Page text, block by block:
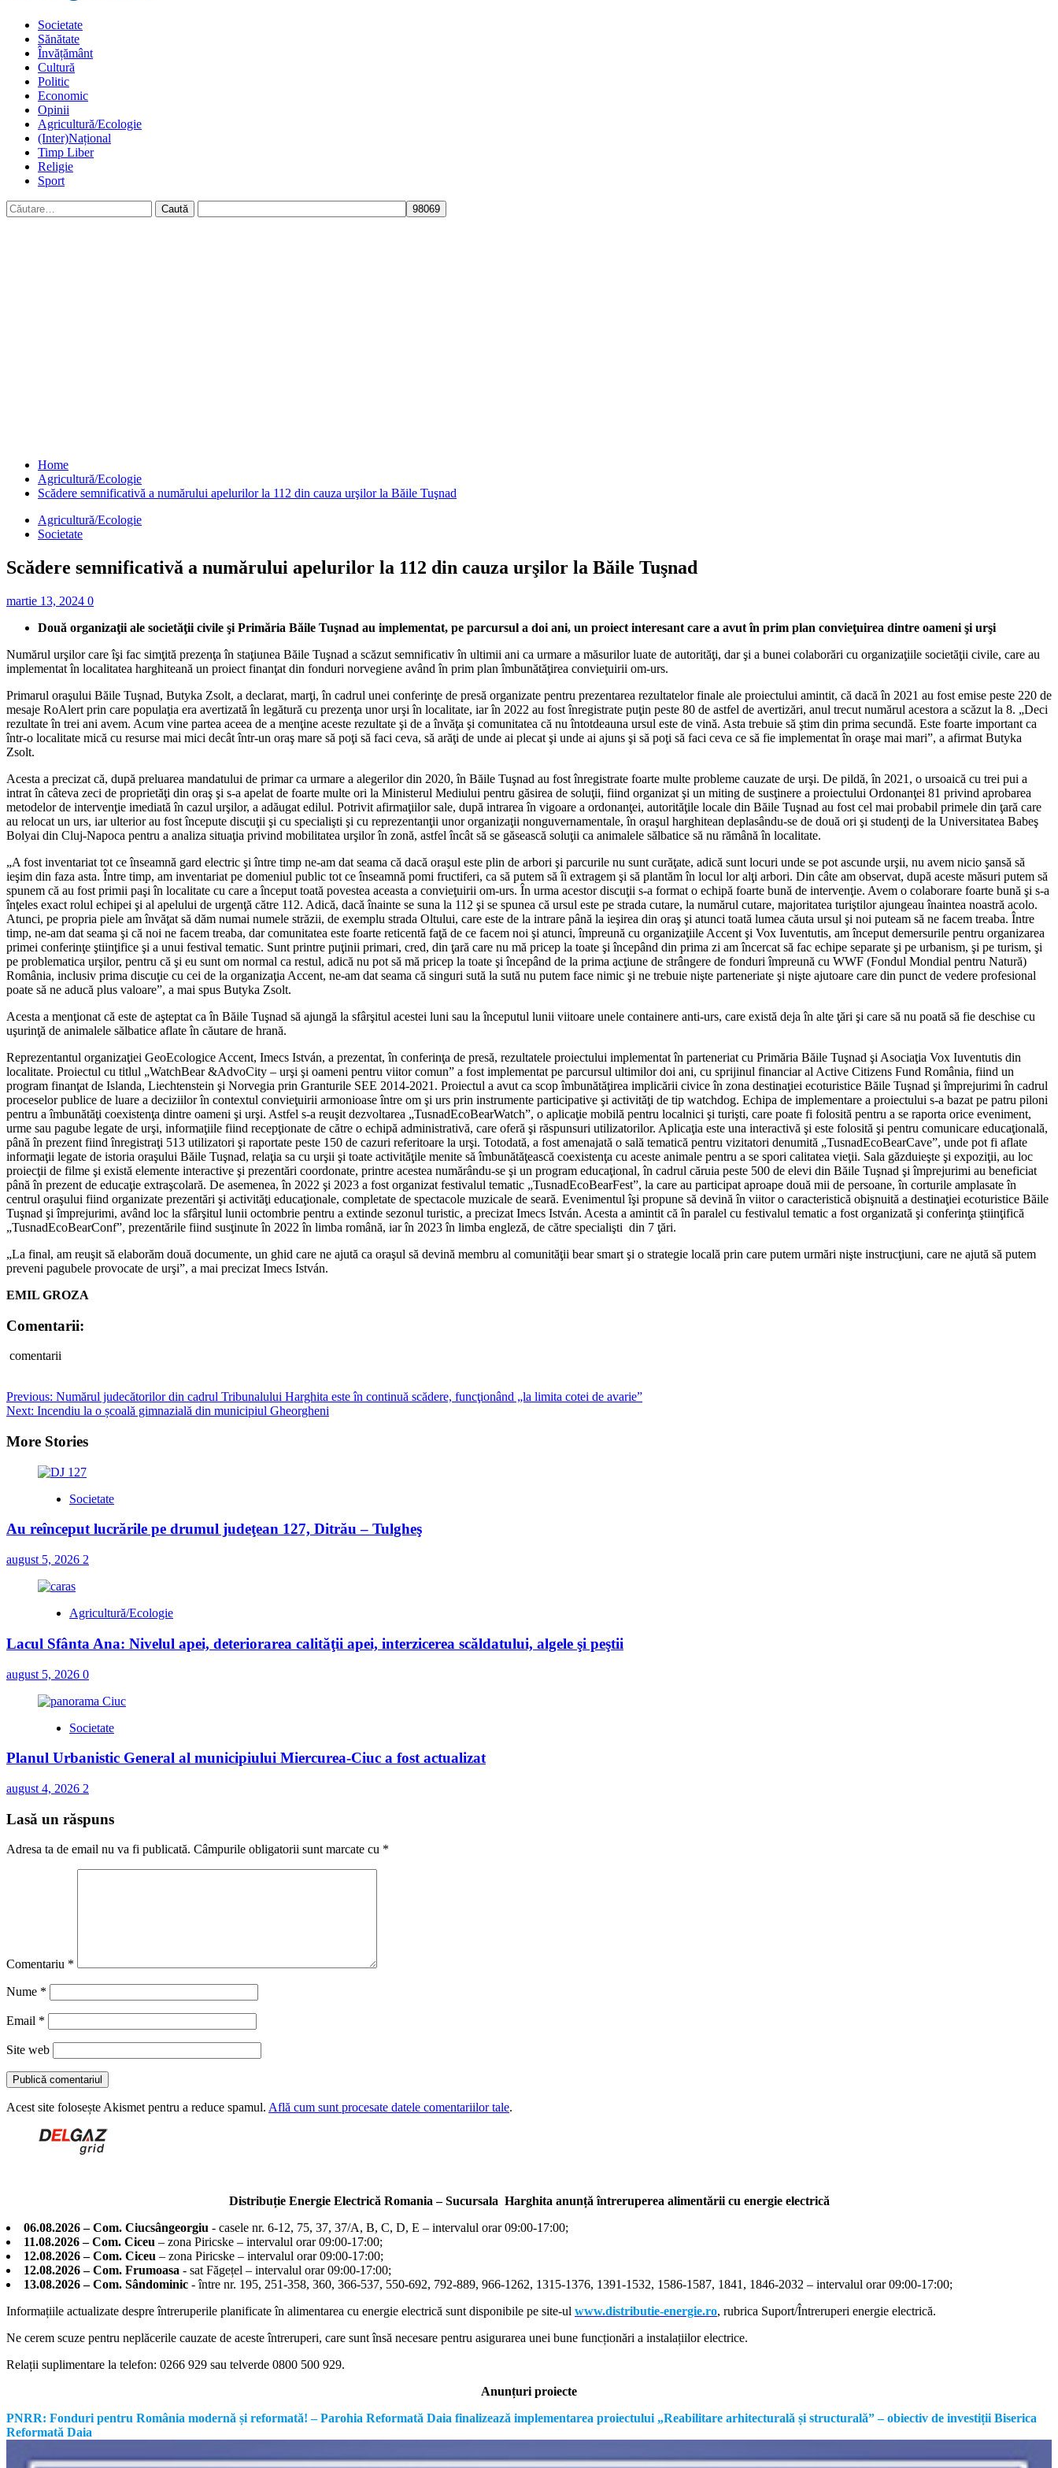
Societate
Sănătate
Învățământ
Cultură
Politic
Economic
Opinii
Agricultură/Ecologie
(Inter)Național
Timp Liber
Religie
Sport
Caută
după:
Home
Agricultură/Ecologie
Scădere semnificativă a numărului apelurilor la 112 din cauza urşilor la Băile Tuşnad
Agricultură/Ecologie
Societate
Scădere semnificativă a numărului apelurilor la 112 din cauza urşilor la Băile Tuşnad
martie 13, 2024 0
Două organizaţii ale societăţii civile şi Primăria Băile Tuşnad au implementat, pe parcursul a doi ani, un proiect interesant care a avut în prim plan convieţuirea dintre oameni şi urşi
Numărul urşilor care îşi fac simţită prezenţa în staţiunea Băile Tuşnad a scăzut semnificativ în ultimii ani ca urmare a măsurilor luate de autorităţi, dar şi a bunei colaborări cu organizaţiile societăţii civile, care au
implementat în localitatea harghiteană un proiect finanţat din fonduri norvegiene având în prim plan îmbunătăţirea convieţuirii om-urs.
Primarul oraşului Băile Tuşnad, Butyka Zsolt, a declarat, marţi, în cadrul unei conferinţe de presă organizate pentru prezentarea rezultatelor finale ale proiectului amintit, că dacă în 2021 au fost emise peste 220 de
mesaje RoAlert prin care populaţia era avertizată în legătură cu prezenţa unor urşi în localitate, iar în 2022 au fost înregistrate puţin peste 80 de astfel de avertizări, anul trecut numărul acestora a scăzut la 8. „Deci
rezultate în trei ani avem. Acum vine partea aceea de a menţine aceste rezultate şi de a învăţa şi comunitatea că nu întotdeauna ursul este de vină. Asta trebuie să ştim din prima secundă. Este foarte important ca
într-o localitate mică cu resurse mai mici decât într-un oraş mare să poţi să faci ceva, să arăţi de unde ai plecat şi unde ai ajuns şi să poţi să faci ceva ce să fie implementat în oraşe mai mari”, a afirmat Butyka
Zsolt.
Acesta a precizat că, după preluarea mandatului de primar ca urmare a alegerilor din 2020, în Băile Tuşnad au fost înregistrate foarte multe probleme cauzate de urşi. De pildă, în 2021, o ursoaică cu trei pui a
intrat în câteva zeci de proprietăţi din oraş şi s-a apelat de foarte multe ori la Ministerul Mediului pentru găsirea de soluţii, fiind organizat şi un miting de susţinere a proiectului Ordonanţei 81 privind aprobarea
metodelor de intervenţie imediată în cazul urşilor, a adăugat edilul. Potrivit afirmaţiilor sale, după intrarea în vigoare a ordonanţei, autorităţile locale din Băile Tuşnad au fost cel mai probabil primele din ţară care
au relocat un urs, iar ulterior au fost începute discuţii şi cu specialişti şi cu reprezentanţii unor organizaţii nonguvernamentale, în oraşul harghitean deplasându-se de două ori şi studenţi de la Universitatea Babeş
Bolyai din Cluj-Napoca pentru a analiza situaţia privind mobilitatea urşilor în zonă, astfel încât să se găsească soluţii ca animalele sălbatice să nu rămână în localitate.
„A fost inventariat tot ce înseamnă gard electric şi între timp ne-am dat seama că dacă oraşul este plin de arbori şi parcurile nu sunt curăţate, adică sunt locuri unde se pot ascunde urşii, nu avem nicio şansă să
ieşim din faza asta. Între timp, am inventariat pe domeniul public tot ce înseamnă pomi fructiferi, ca să putem să îi extragem şi să plantăm în locul lor alţi arbori. Din câte am observat, după aceste măsuri putem să
spunem că au fost primii paşi în localitate cu care a început toată povestea aceasta a convieţuirii om-urs. În urma acestor discuţii s-a format o echipă foarte bună de intervenţie. Avem o colaborare foarte bună şi s-a
înţeles exact rolul echipei şi al apelului de urgenţă către 112. Adică, dacă înainte se suna la 112 şi se spunea că ursul este pe strada cutare, la numărul cutare, majoritatea turiştilor ajungeau înaintea noastră acolo.
Atunci, pe propria piele am învăţat să dăm numai numele străzii, de exemplu strada Oltului, care este de la intrare până la ieşirea din oraş şi atunci toată lumea căuta ursul şi noi puteam să ne facem treaba. Între
timp, ne-am dat seama şi că noi ne facem treaba, dar comunitatea este foarte reticentă faţă de ce facem noi şi atunci, împreună cu organizaţiile Accent şi Vox Iuventutis, am început demersurile pentru organizarea
primei conferinţe ştiinţifice şi a unui festival tematic. Sunt printre puţinii primari, cred, din ţară care nu mă pricep la toate şi începând din prima zi am încercat să fac echipe separate şi pe urbanism, şi pe turism, şi
pe problematica urşilor, pentru că şi eu sunt om normal ca restul, adică nu pot să mă pricep la toate şi începând de la prima acţiune de strângere de fonduri împreună cu WWF (Fondul Mondial pentru Natură)
România, inclusiv prima discuţie cu cei de la organizaţia Accent, ne-am dat seama că singuri sută la sută nu putem face nimic şi ne trebuie nişte parteneriate şi nişte ajutoare care din punct de vedere profesional
poate să ne aducă plus valoare”, a mai spus Butyka Zsolt.
Acesta a menţionat că este de aşteptat ca în Băile Tuşnad să ajungă la sfârşitul acestei luni sau la începutul lunii viitoare unele containere anti-urs, care există deja în alte ţări şi care să nu poată să fie deschise cu
uşurinţă de animalele sălbatice aflate în căutare de hrană.
Reprezentantul organizaţiei GeoEcologice Accent, Imecs István, a prezentat, în conferinţa de presă, rezultatele proiectului implementat în parteneriat cu Primăria Băile Tuşnad şi Asociaţia Vox Iuventutis din
localitate. Proiectul cu titlul „WatchBear &AdvoCity – urşi şi oameni pentru viitor comun” a fost implementat pe parcursul ultimilor doi ani, cu sprijinul financiar al Active Citizens Fund România, fiind un
program finanţat de Islanda, Liechtenstein şi Norvegia prin Granturile SEE 2014-2021. Proiectul a avut ca scop îmbunătăţirea implicării civice în zona destinaţiei ecoturistice Băile Tuşnad şi împrejurimi în cadrul
proceselor publice de luare a deciziilor în contextul convieţuirii armonioase între om şi urs prin instrumente participative şi activităţi de tip watchdog. Echipa de implementare a proiectului s-a bazat pe patru piloni
pentru a îmbunătăţi coexistenţa dintre oameni şi urşi. Astfel s-a reuşit dezvoltarea „TusnadEcoBearWatch”, o aplicaţie mobilă pentru localnici şi turişti, care poate fi folosită pentru a se raporta orice eveniment,
urme sau pagube legate de urşi, informaţiile fiind recepţionate de către o echipă administrativă, care oferă şi răspunsuri utilizatorilor. Aplicaţia este una interactivă şi este folosită şi pentru comunicare educaţională,
până în prezent fiind înregistraţi 513 utilizatori şi raportate peste 150 de cazuri referitoare la urşi. Totodată, a fost amenajată o sală tematică pentru vizitatori denumită „TusnadEcoBearCave”, unde pot fi aflate
informaţii legate de istoria oraşului Băile Tuşnad, relaţia sa cu urşii şi toate activităţile menite să îmbunătăţească coexistenţa cu aceste animale pentru a se spori calitatea vieţii. Sala găzduieşte şi expoziţii, au loc
proiecţii de filme şi există elemente interactive şi prezentări coordonate, printre acestea numărându-se şi un program educaţional, în cadrul căruia peste 500 de elevi din Băile Tuşnad şi împrejurimi au beneficiat
până în prezent de educaţie extraşcolară. De asemenea, în 2022 şi 2023 a fost organizat festivalul tematic „TusnadEcoBearFest”, la care au participat aproape două mii de persoane, în corturile amplasate în
centrul oraşului fiind organizate prezentări şi activităţi educaţionale, completate de spectacole muzicale de seară. Evenimentul îşi propune să devină în viitor o caracteristică obişnuită a destinaţiei ecoturistice Băile
Tuşnad şi împrejurimi, având loc la sfârşitul lunii octombrie pentru a extinde sezonul turistic, a precizat Imecs István. Acesta a amintit că în paralel cu festivalul tematic a fost organizată şi conferinţa ştiinţifică
„TusnadEcoBearConf”, prezentările fiind susţinute în 2022 în limba română, iar în 2023 în limba engleză, de către specialişti din 7 ţări.
„La final, am reuşit să elaborăm două documente, un ghid care ne ajută ca oraşul să devină membru al comunităţii bear smart şi o strategie locală prin care putem urmări nişte instrucţiuni, care ne ajută să putem
preveni pagubele provocate de urşi”, a mai precizat Imecs István.
EMIL GROZA
Comentarii:
comentarii
Post
navigation
Previous: Numărul judecătorilor din cadrul Tribunalului Harghita este în continuă scădere, funcţionând „la limita cotei de avarie”
Next: Incendiu la o școală gimnazială din municipiul Gheorgheni
More Stories
Societate
Au reînceput lucrările pe drumul judeţean 127, Ditrău – Tulgheş
august 5, 2026 2
Agricultură/Ecologie
Lacul Sfânta Ana: Nivelul apei, deteriorarea calităţii apei, interzicerea scăldatului, algele şi peştii
august 5, 2026 0
Societate
Planul Urbanistic General al municipiului Miercurea-Ciuc a fost actualizat
august 4, 2026 2
Lasă un răspuns
Adresa ta de email nu va fi publicată. Câmpurile obligatorii sunt marcate cu *
Comentariu *
Nume *
Email *
Site web
Acest site folosește Akismet pentru a reduce spamul. Află cum sunt procesate datele comentariilor tale.
Distribuție Energie Electrică Romania – Sucursala Harghita anunță întreruperea alimentării cu energie electrică
06.08.2026 – Com. Ciucsângeorgiu - casele nr. 6-12, 75, 37, 37/A, B, C, D, E – intervalul orar 09:00-17:00;
11.08.2026 – Com. Ciceu – zona Piricske – intervalul orar 09:00-17:00;
12.08.2026 – Com. Ciceu – zona Piricske – intervalul orar 09:00-17:00;
12.08.2026 – Com. Frumoasa - sat Făgețel – intervalul orar 09:00-17:00;
13.08.2026 – Com. Sândominic - între nr. 195, 251-358, 360, 366-537, 550-692, 792-889, 966-1262, 1315-1376, 1391-1532, 1586-1587, 1841, 1846-2032 – intervalul orar 09:00-17:00;
Informațiile actualizate despre întreruperile planificate în alimentarea cu energie electrică sunt disponibile pe site-ul www.distributie-energie.ro, rubrica Suport/Întreruperi energie electrică.
Ne cerem scuze pentru neplăcerile cauzate de aceste întreruperi, care sunt însă necesare pentru asigurarea unei bune funcționări a instalațiilor electrice.
Relații suplimentare la telefon: 0266 929 sau telverde 0800 500 929.
Anunțuri proiecte
PNRR: Fonduri pentru România modernă și reformată! – Parohia Reformată Daia finalizează implementarea proiectului „Reabilitare arhitecturală și structurală” – obiectiv de investiții Biserica
Reformată Daia